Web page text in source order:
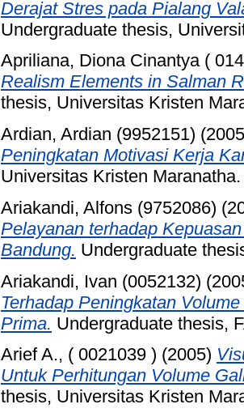
Derajat Stres pada Pialang
Undergraduate thesis,
Apriliana, Diona Cinantya (
Realism Elements in Salman
thesis, Universitas Kristen
Ardian, Ardian (9952151)
Peningkatan Motivasi Kerja
Universitas Kristen Maranatha.
Ariakandi, Alfons (9752086)
Pelayanan terhadap
Bandung. Undergraduate
Ariakandi, Ivan (0052132)
Terhadap Peningkatan
Prima. Undergraduate thesis,
Arief A., ( 0021039 ) (2005)
Untuk Perhitungan Volume
thesis, Universitas Kristen